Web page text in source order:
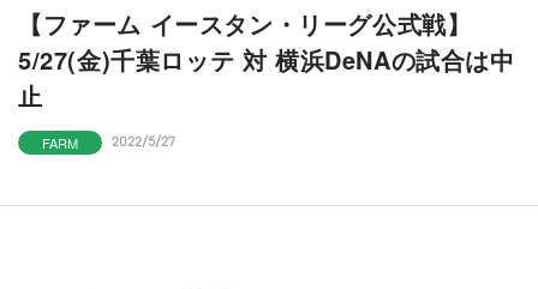
【ファーム イースタン・リーグ公式戦】
5/27(金)千葉ロッテ 対 横浜DeNAの試合は中
止
FARM 2022/5/27